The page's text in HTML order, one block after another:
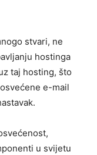
stvari, ne
hostinga
taj hosting, što
e-mail
u svijetu